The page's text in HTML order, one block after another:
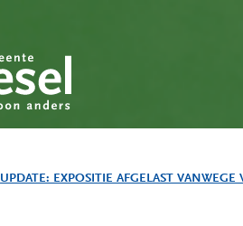
UPDATE: EXPOSITIE AFGELAST